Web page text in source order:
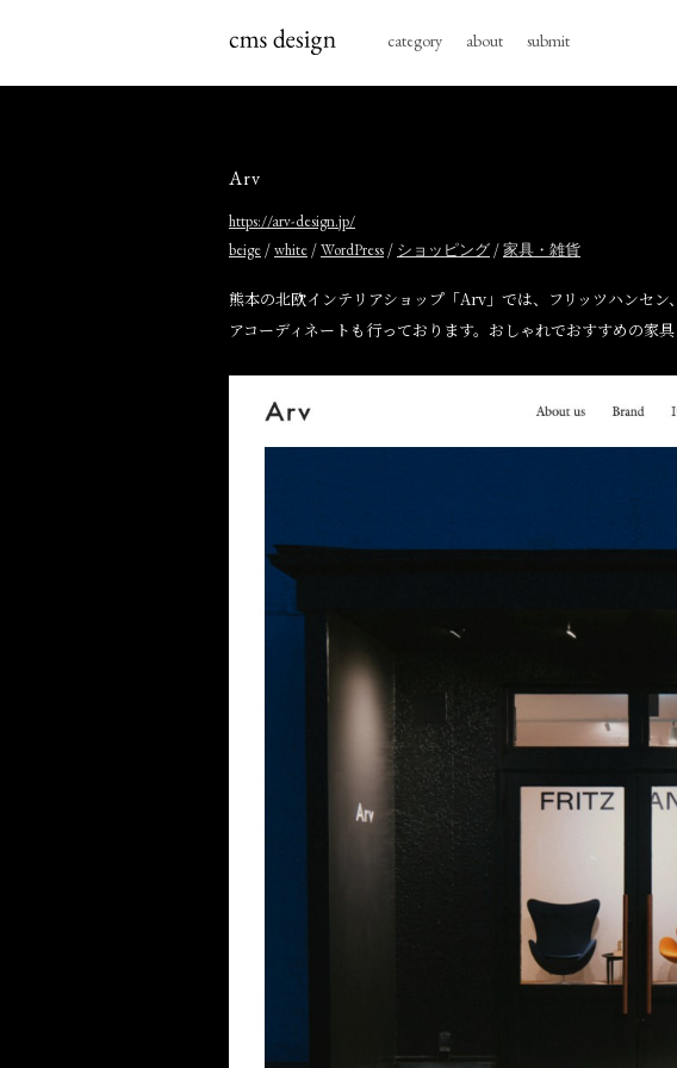
category about submit
Arv
https://arv-design.jp/
beige /white /WordPress / ショッピング /家具・雑貨
熊本の北欧インテリアショップ「Arv」では、フリッツハンセ
アコーディネートも行っております。おしゃれでおすすめの家具